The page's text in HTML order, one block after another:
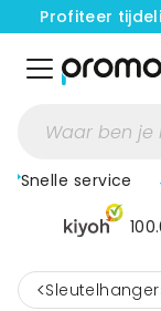
Profiteer
Snelle service
<